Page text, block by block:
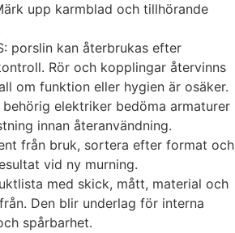
upp karmblad och tillhörande
porslin kan återbrukas efter
Rör och kopplingar återvinns
om funktion eller hygien är osäker.
elektriker bedöma armaturer
innan återanvändning.
från bruk, sortera efter format och
vid ny murning.
med skick, mått, material och
Den blir underlag för interna
spårbarhet.